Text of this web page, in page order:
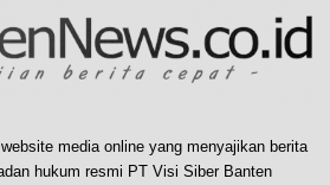
media online yang menyajikan berita
hukum resmi PT Visi Siber Banten